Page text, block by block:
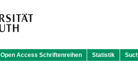
Open Access Schriftenreihen Statistik